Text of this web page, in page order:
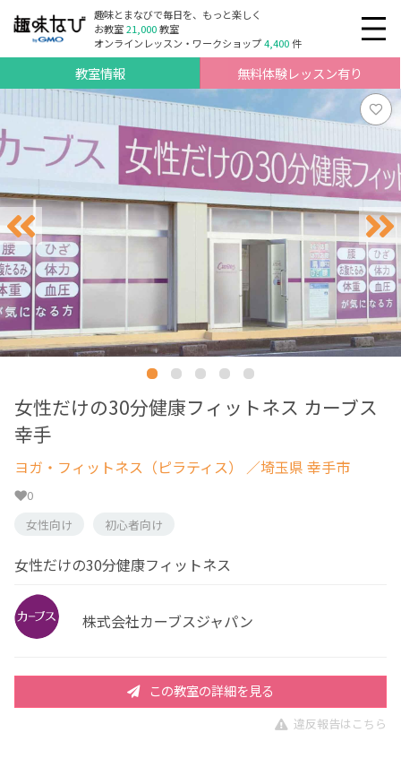
趣味とまなびで毎日を、もっと楽しく
お教室21,000教室
オンラインレッスン・ワークショップ4,400件
教室情報 無料体験レッスン有り
女性だけの30分健康フィットネス カーブス
幸手
ヨガ・フィットネス（ピラティス） ／埼玉県 幸手市
0
女性向け
初心者向け
女性だけの30分健康フィットネス
株式会社カーブスジャパン
この教室の詳細を見る
違反報告はこちら